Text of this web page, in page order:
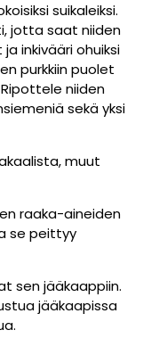
suikaleiksi.
jotta saat niiden
inkivääri ohuiksi
purkkiin puolet
niiden
sekä yksi
muut
raaka-aineiden
se peittyy
sen jääkaappiin.
jääkaapissa